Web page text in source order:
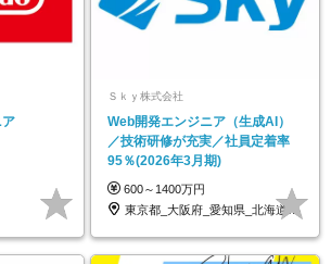
Ｓｋｙ株式会社
Web開発エンジニア（生成AI）
／技術研修が充実／社員定着率
95％(2026年3月期)
600～1400万円
東京都_大阪府_愛知県_北海道_宮城県_…